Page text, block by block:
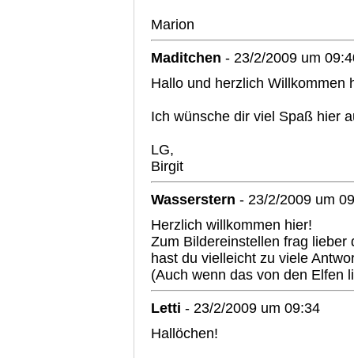
Marion
Maditchen - 23/2/2009 um
Hallo und herzlich Willkommen
Ich wünsche dir viel Spaß hier
LG,
Birgit
Wasserstern - 23/2/2009 um
Herzlich willkommen hier!
Zum Bildereinstellen frag
hast du vielleicht zu viele
(Auch wenn das von den Elfen
Letti - 23/2/2009 um 09:34
Hallöchen!